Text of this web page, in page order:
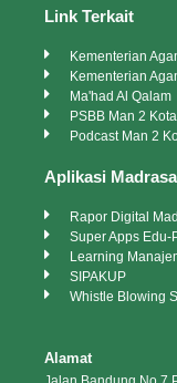
Link Terkait
Kementerian
Kementerian
Ma'had Al Qalam
PSBB Man 2
Podcast Man 2
Aplikasi
Rapor Digital
Super Apps Edu-
Learning
SIPAKUP
Whistle Blowing
Alamat